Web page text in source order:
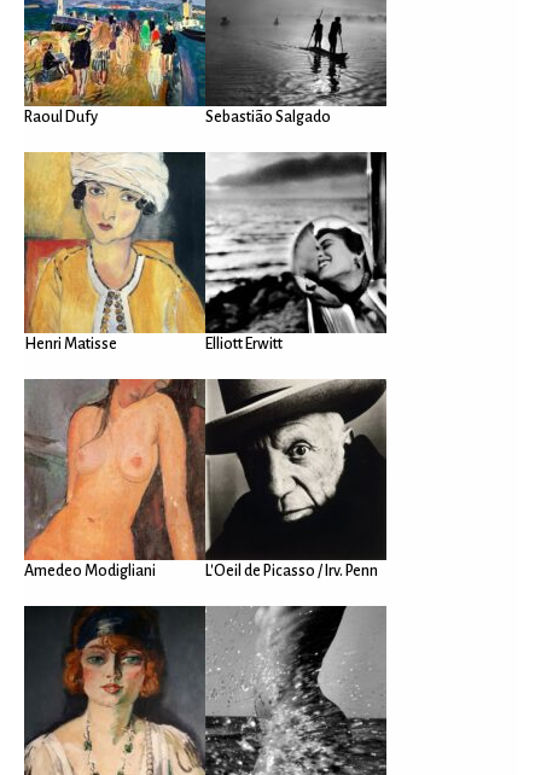
Raoul Dufy Sebastião Salgado
Henri Matisse Elliott Erwitt
Amedeo Modigliani L'Oeil de Picasso / Irv. Penn